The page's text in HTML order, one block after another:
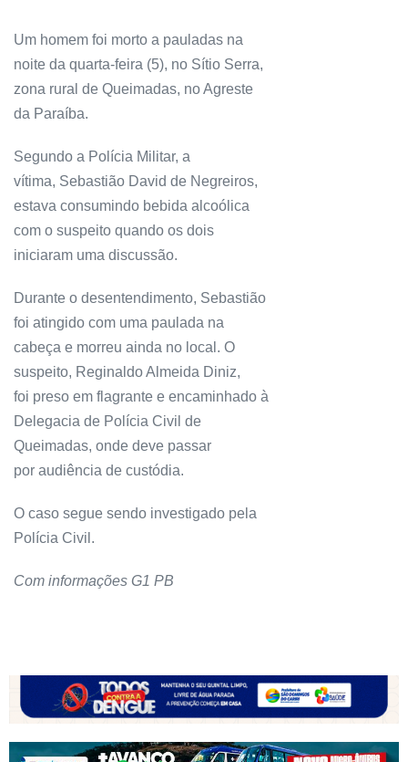
Um homem foi morto a pauladas na
noite da quarta-feira (5), no Sítio Serra,
zona rural de Queimadas, no Agreste
da Paraíba.
Segundo a Polícia Militar, a
vítima, Sebastião David de Negreiros,
estava consumindo bebida alcoólica
com o suspeito quando os dois
iniciaram uma discussão.
Durante o desentendimento, Sebastião
foi atingido com uma paulada na
cabeça e morreu ainda no local. O
suspeito, Reginaldo Almeida Diniz,
foi preso em flagrante e encaminhado à
Delegacia de Polícia Civil de
Queimadas, onde deve passar
por audiência de custódia.
O caso segue sendo investigado pela
Polícia Civil.
Com informações G1 PB